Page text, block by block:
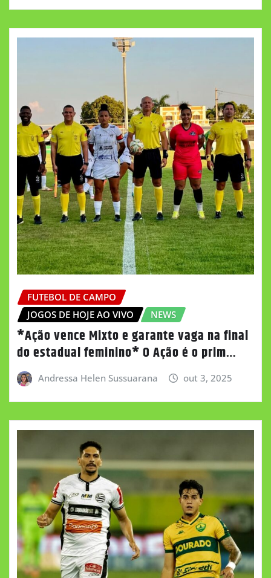
FUTEBOL DE CAMPO
JOGOS DE HOJE AO VIVO
NEWS
*Ação vence Mixto e garante vaga na final
do estadual feminino* O Ação é o prim…
Andressa Helen Sussuarana out 3, 2025